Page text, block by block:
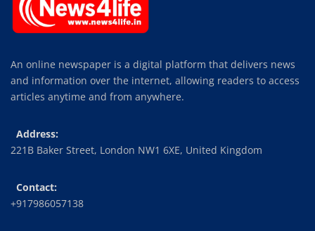
An online newspaper is a digital platform that delivers news
and information over the internet, allowing readers to access
articles anytime and from anywhere.
Address:
221B Baker Street, London NW1 6XE, United Kingdom
Contact:
+917986057138